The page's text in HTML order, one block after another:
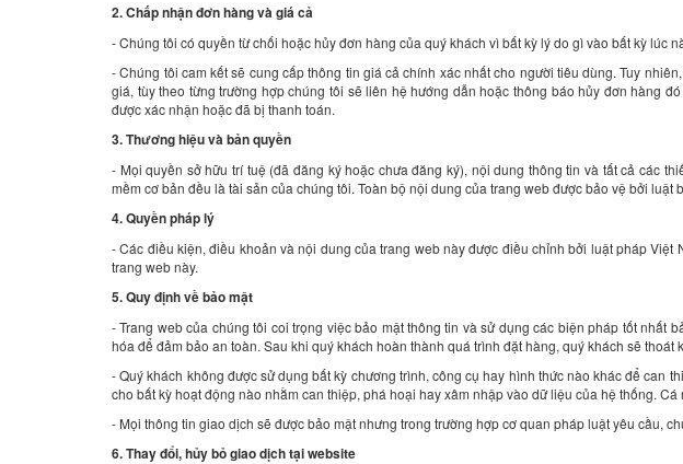
2. Chấp nhận đơn hàng và giá cả
- Chúng tôi có quyền từ chối hoặc hủy đơn hàng của quý khách vì bất kỳ lý do gì vào bất kỳ lúc
- Chúng tôi cam kết sẽ cung cấp thông tin giá cả chính xác nhất cho người tiêu dùng. Tuy
giá, tùy theo từng trường hợp chúng tôi sẽ liên hệ hướng dẫn hoặc thông báo hủy đơn hàng
được xác nhận hoặc đã bị thanh toán.
3. Thương hiệu và bản quyền
- Mọi quyền sở hữu trí tuệ (đã đăng ký hoặc chưa đăng ký), nội dung thông tin và tất cả các
mềm cơ bản đều là tài sản của chúng tôi. Toàn bộ nội dung của trang web được bảo vệ bởi
4. Quyền pháp lý
- Các điều kiện, điều khoản và nội dung của trang web này được điều chỉnh bởi luật pháp
trang web này.
5. Quy định về bảo mật
- Trang web của chúng tôi coi trọng việc bảo mật thông tin và sử dụng các biện pháp tốt
hóa để đảm bảo an toàn. Sau khi quý khách hoàn thành quá trình đặt hàng, quý khách sẽ thoát
- Quý khách không được sử dụng bất kỳ chương trình, công cụ hay hình thức nào khác để can
cho bất kỳ hoạt động nào nhằm can thiệp, phá hoại hay xâm nhập vào dữ liệu của hệ thống.
- Mọi thông tin giao dịch sẽ được bảo mật nhưng trong trường hợp cơ quan pháp luật yêu cầu,
6. Thay đổi, hủy bỏ giao dịch tại website